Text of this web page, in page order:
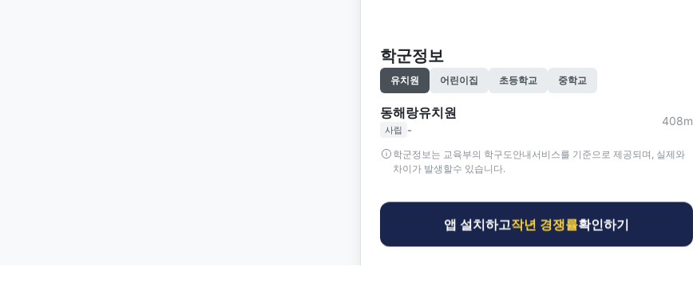
학군정보
유치원 어린이집 초등학교 중학교
동해랑유치원
사립 -
408m
학군정보는 교육부의 학구도안내서비스를 기준으로 제공되며, 실제와
차이가 발생할수 있습니다.
앱 설치하고작년 경쟁률확인하기